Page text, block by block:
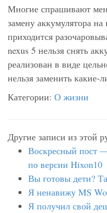
Многие спрашивают
замену аккумулятора
приходится
nexus 5 нельзя снять
реализован в виде
нельзя заменить какие-
Категории: О жизни
Другие записи из этой
Воскресный пост
по версии Hixon10
Вы готовы дети?
Я ненавижу MS
Я получил свой